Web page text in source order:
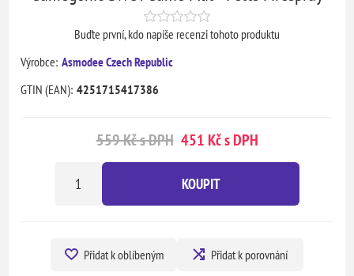
Buďte první, kdo napíše recenzi tohoto produktu
Výrobce: Asmodee Czech Republic
GTIN (EAN): 4251715417386
559 Kč s DPH 451 Kč s DPH
KOUPIT
Přidat k oblíbeným Přidat k porovnání